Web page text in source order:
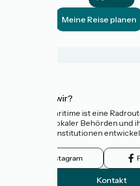
Meine Reise planen
Wer sind wir?
Die Vélomaritime ist eine
Netzwerk lokaler Behörden und
Tourismusinstitutionen
Instagram
Kontakt